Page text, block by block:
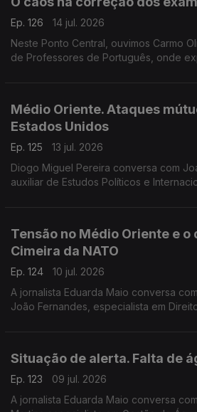
Ep. 126
14 jul. 2026
Neste Ponto Central, ouvimos Carmo
de Professores de Português, onde
Médio Oriente. Ataques
Estados Unidos
Ep. 125
13 jul. 2026
Diogo Miguel Pereira conversa com
auxiliar de Estudos Políticos e
Tensão no Médio Oriente e o
Cimeira da NATO
Ep. 124
10 jul. 2026
A jornalista Eduarda Maio conversa
João Fernandes, especialista em
Situação de alerta. Falta de
Ep. 123
09 jul. 2026
A jornalista Eduarda Maio conversa